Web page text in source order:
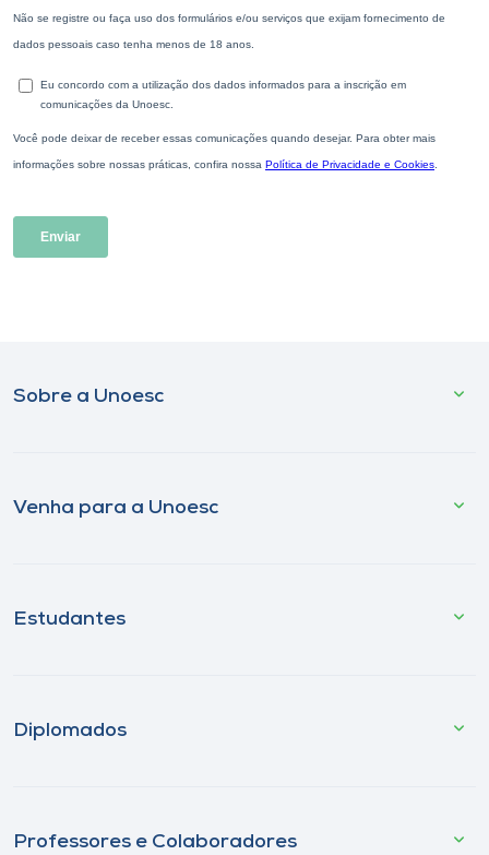
Sobre a Unoesc
Venha para a Unoesc
Estudantes
Diplomados
Professores e Colaboradores